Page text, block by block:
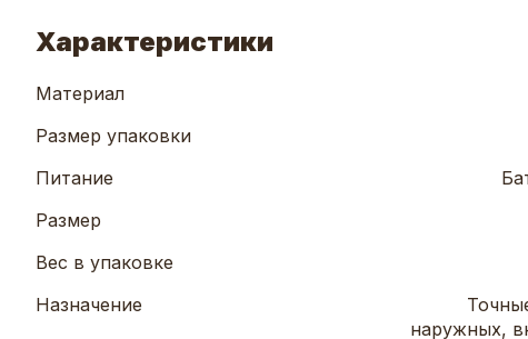
Характеристики
Материал
Размер упаковки
Питание
Размер
Вес в упаковке
Назначение
наружных,